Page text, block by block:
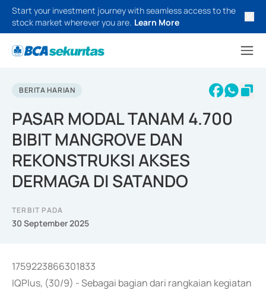
Start your investment journey with seamless access to the
stock market wherever you are. Learn More
BERITA HARIAN
PASAR MODAL TANAM 4.700
BIBIT MANGROVE DAN
REKONSTRUKSI AKSES
DERMAGA DI SATANDO
TERBIT PADA
30 September 2025
1759223866301833
IQPlus, (30/9) - Sebagai bagian dari rangkaian kegiatan